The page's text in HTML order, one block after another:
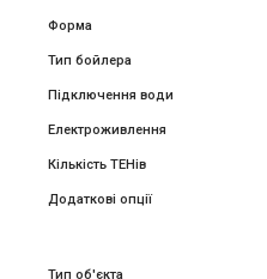
Форма
Тип бойлера
Підключення води
Електроживлення
Кількість ТЕНів
Додаткові опції
Тип об'єкта